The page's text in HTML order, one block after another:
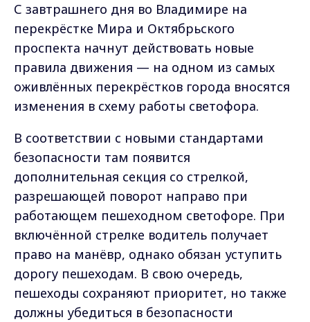
С завтрашнего дня во Владимире на
перекрёстке Мира и Октябрьского
проспекта начнут действовать новые
правила движения — на одном из самых
оживлённых перекрёстков города вносятся
изменения в схему работы светофора.
В соответствии с новыми стандартами
безопасности там появится
дополнительная секция со стрелкой,
разрешающей поворот направо при
работающем пешеходном светофоре. При
включённой стрелке водитель получает
право на манёвр, однако обязан уступить
дорогу пешеходам. В свою очередь,
пешеходы сохраняют приоритет, но также
должны убедиться в безопасности